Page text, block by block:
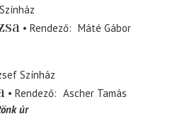
Rendező
Máté Gábor
Színház
Rendező
Ascher Tamás
úr